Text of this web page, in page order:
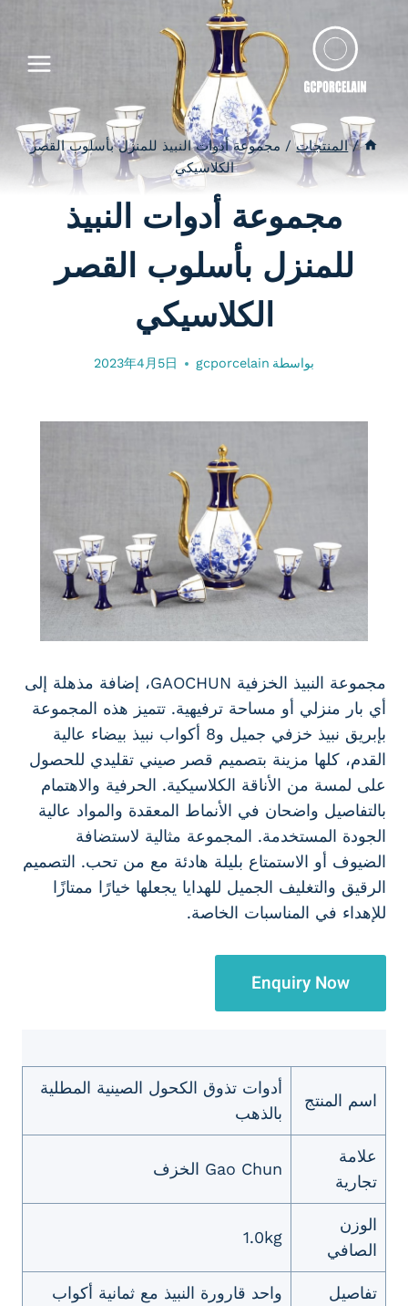
المحتوى
/ المنتجات / مجموعة أدوات النبيذ للمنزل بأسلوب القصر
الكلاسيكي
مجموعة أدوات النبيذ
للمنزل بأسلوب القصر
الكلاسيكي
بواسطة gcporcelain
2023年4月5日
مجموعة النبيذ الخزفية GAOCHUN، إضافة مذهلة إلى
أي بار منزلي أو مساحة ترفيهية. تتميز هذه المجموعة
بإبريق نبيذ خزفي جميل و8 أكواب نبيذ بيضاء عالية
القدم، كلها مزينة بتصميم قصر صيني تقليدي للحصول
على لمسة من الأناقة الكلاسيكية. الحرفية والاهتمام
بالتفاصيل واضحان في الأنماط المعقدة والمواد عالية
الجودة المستخدمة. المجموعة مثالية لاستضافة
الضيوف أو الاستمتاع بليلة هادئة مع من تحب. التصميم
الرقيق والتغليف الجميل للهدايا يجعلها خيارًا ممتازًا
للإهداء في المناسبات الخاصة.
Enquiry Now
اسم المنتج
أدوات تذوق الكحول الصينية المطلية
بالذهب
علامة
تجارية
Gao Chun الخزف
الوزن
الصافي
1.0kg
تفاصيل
واحد قارورة النبيذ مع ثمانية أكواب